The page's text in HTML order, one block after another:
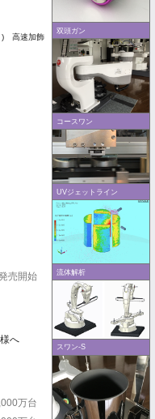
双頭ガン
コースワン
UVジェットライン
流体解析
スワン-S
) 高速加飾
売開始
へ
万台